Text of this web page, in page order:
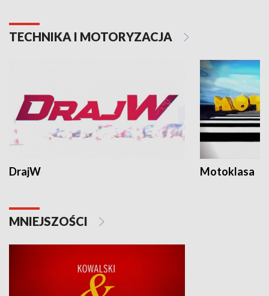
TECHNIKA I MOTORYZACJA
DrajW Motoklasa
MNIEJSZOŚCI